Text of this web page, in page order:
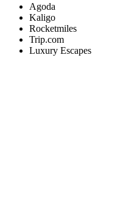
Agoda
Kaligo
Rocketmiles
Trip.com
Luxury Escapes